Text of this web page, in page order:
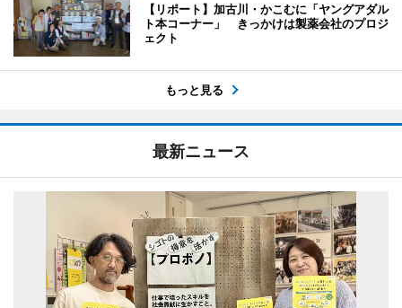
【リポート】加古川・かこむに「ヤングアダル
ト本コーナー」 きっかけは製薬会社のプロジ
ェクト
もっと見る
最新ニュース